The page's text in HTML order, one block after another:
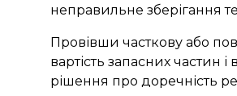
неправильне зберігання
Провівши часткову або
вартість запасних частин
рішення про доречність